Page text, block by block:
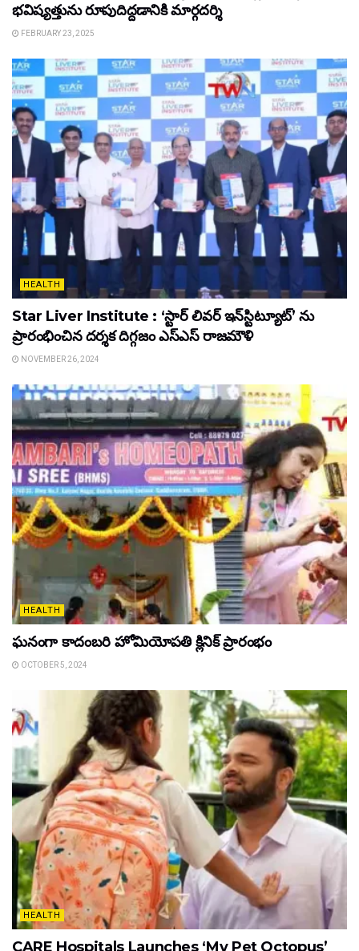
భవిష్యత్తును రూపుదిద్దడానికి మార్గదర్శి
FEBRUARY 23, 2025
HEALTH
Star Liver Institute : ‘స్టార్ లివర్ ఇన్‌స్టిట్యూట్’ ను
ప్రారంభించిన ద‌ర్శ‌క దిగ్గ‌జం ఎస్ఎస్ రాజ‌మౌళి
NOVEMBER 26, 2024
HEALTH
ఘ‌నంగా కాదంబ‌రి హోమియోపతి క్లినిక్ ప్రారంభం
OCTOBER 5, 2024
HEALTH
CARE Hospitals Launches ‘My Pet Octopus’